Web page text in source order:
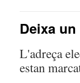
Deixa
L'adreça
estan